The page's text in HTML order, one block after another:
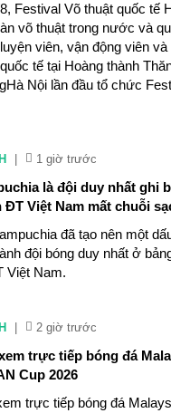
Festival Võ thuật quốc tế
võ thuật trong nước và
viên, vận động viên
tế tại Hoàng thành
Nội lần đầu tổ chức
1 giờ trước
là đội duy nhất ghi
ĐT Việt Nam mất chuỗi
đã tạo nên một
đội bóng duy nhất ở
Việt Nam.
2 giờ trước
trực tiếp bóng đá
Cup 2026
trực tiếp bóng đá